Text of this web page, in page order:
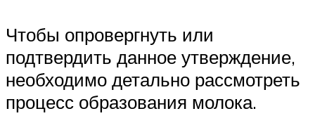
Чтобы опровергнуть или
подтвердить данное утверждение,
необходимо детально рассмотреть
процесс образования молока.